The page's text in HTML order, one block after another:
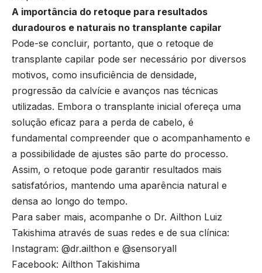
A importância do retoque para resultados
duradouros e naturais no transplante capilar
Pode-se concluir, portanto, que o retoque de
transplante capilar pode ser necessário por diversos
motivos, como insuficiência de densidade,
progressão da calvície e avanços nas técnicas
utilizadas. Embora o transplante inicial ofereça uma
solução eficaz para a perda de cabelo, é
fundamental compreender que o acompanhamento e
a possibilidade de ajustes são parte do processo.
Assim, o retoque pode garantir resultados mais
satisfatórios, mantendo uma aparência natural e
densa ao longo do tempo.
Para saber mais, acompanhe o Dr. Ailthon Luiz
Takishima através de suas redes e de sua clínica:
Instagram: @dr.ailthon e @sensoryall
Facebook: Ailthon Takishima